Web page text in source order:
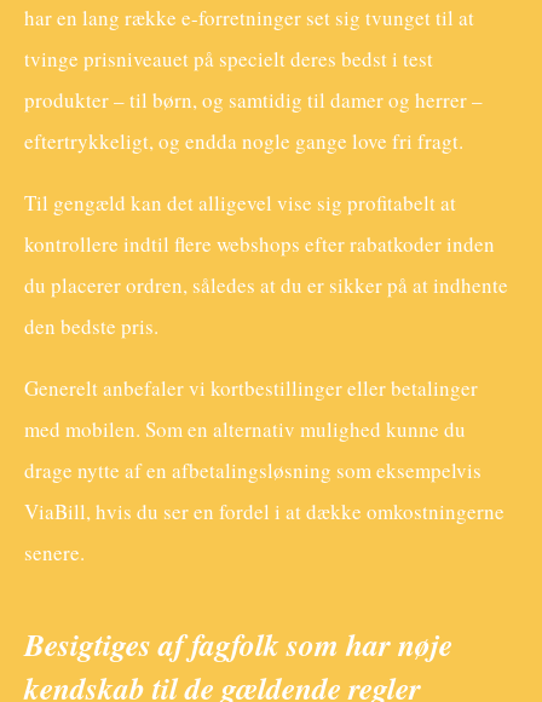
har en lang række e-forretninger set sig tvunget til at
tvinge prisniveauet på specielt deres bedst i test
produkter – til børn, og samtidig til damer og herrer –
eftertrykkeligt, og endda nogle gange love fri fragt.
Til gengæld kan det alligevel vise sig profitabelt at
kontrollere indtil flere webshops efter rabatkoder inden
du placerer ordren, således at du er sikker på at indhente
den bedste pris.
Generelt anbefaler vi kortbestillinger eller betalinger
med mobilen. Som en alternativ mulighed kunne du
drage nytte af en afbetalingsløsning som eksempelvis
ViaBill, hvis du ser en fordel i at dække omkostningerne
senere.
Besigtiges af fagfolk som har nøje
kendskab til de gældende regler